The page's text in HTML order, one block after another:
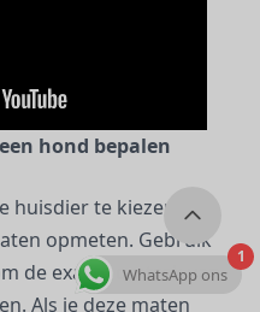
hond bepalen
te kiezen,
opmeten. Gebruik
de exacte omtrek van
Als je deze maten
1
WhatsApp ons